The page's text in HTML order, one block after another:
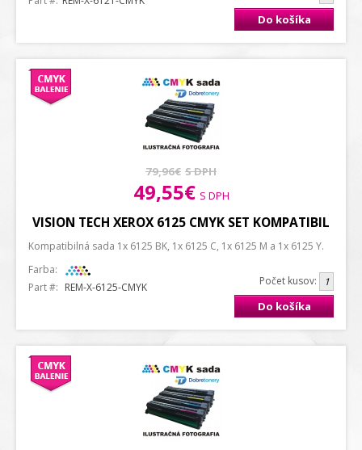
Do košíka
79,96€ S DPH
49,55€ S DPH
Počet kusov:
Do košíka
VISION TECH XEROX 6125 CMYK SET KOMPATIBIL
Kompatibilná sada 1x 6125 BK, 1x 6125 C, 1x 6125 M a 1x 6125 Y.
Farba:
Part #: REM-X-6125-CMYK